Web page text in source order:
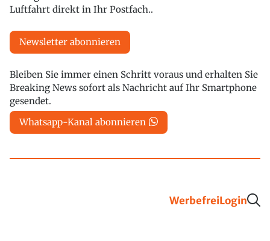
Luftfahrt direkt in Ihr Postfach..
Newsletter abonnieren
Bleiben Sie immer einen Schritt voraus und erhalten Sie
Breaking News sofort als Nachricht auf Ihr Smartphone
gesendet.
Whatsapp-Kanal abonnieren
WerbefreiLogin